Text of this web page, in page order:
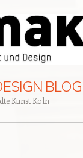
BLOG
Kunst Köln